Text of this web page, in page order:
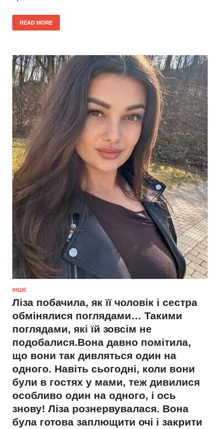
READ MORE
ІНШЕ
Ліза побачила, як її чоловік і сестра
обмінялися поглядами… Такими
поглядами, які їй зовсім не
подобалися.Вона давно помітила,
що вони так дивляться один на
одного. Навіть сьогодні, коли вони
були в гостях у мами, теж дивилися
особливо один на одного, і ось
знову! Ліза рознервувалася. Вона
була готова заплющити очі і закрити